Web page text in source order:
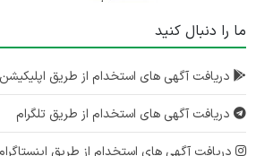
ما را دنبال کنید
دریافت آگهی های استخدام از طریق اپلیکیشن
دریافت آگهی های استخدام از طریق تلگرام
دریافت آگهی های استخدام از طریق